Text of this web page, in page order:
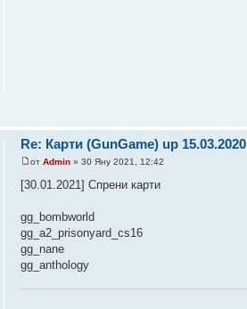
Re: Карти (GunGame) up 15.03.2020
отAdmin » 30 Яну 2021, 12:42
[30.01.2021] Спрени карти
gg_bombworld
gg_a2_prisonyard_cs16
gg_nane
gg_anthology